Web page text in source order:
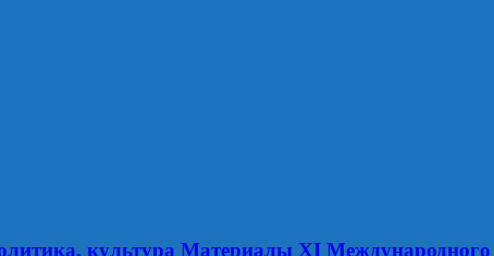
культура Материалы XI Международного